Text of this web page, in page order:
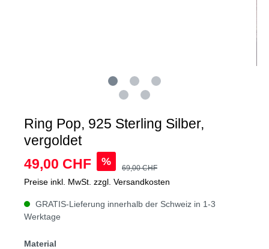
Ring Pop, 925 Sterling Silber,
vergoldet
49,00 CHF
%
69,00 CHF
Preise inkl. MwSt. zzgl. Versandkosten
GRATIS-Lieferung innerhalb der Schweiz in 1-3
Werktage
Material